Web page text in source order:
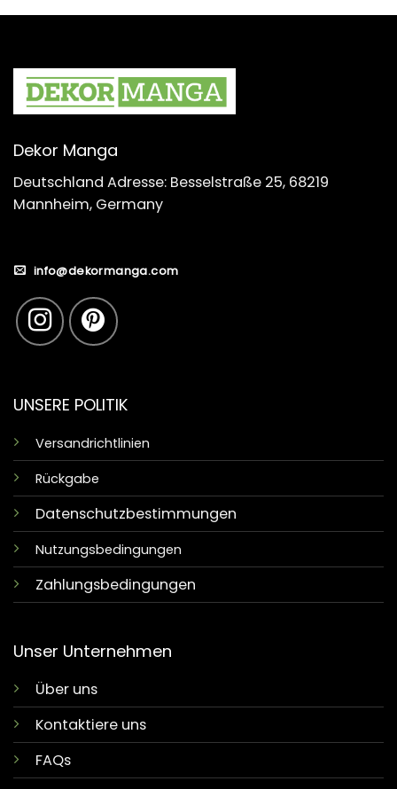
Dekor Manga
Deutschland Adresse: Besselstraße 25, 68219
Mannheim, Germany
info@dekormanga.com
UNSERE POLITIK
Versandrichtlinien
Rückgabe
Datenschutzbestimmungen
Nutzungsbedingungen
Zahlungsbedingungen
Unser Unternehmen
Über uns
Kontaktiere uns
FAQs